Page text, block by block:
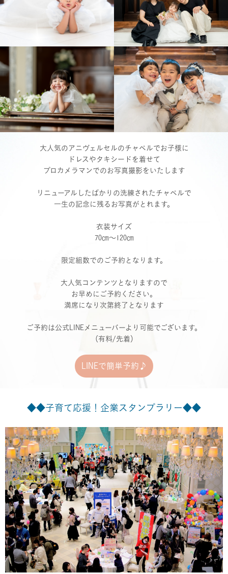
大人気のアニヴェルセルのチャペルでお子様に
ドレスやタキシードを着せて
プロカメラマンでのお写真撮影をいたします
リニューアルしたばかりの洗練されたチャペルで
一生の記念に残るお写真がとれます。
衣装サイズ
70㎝～120㎝
限定組数でのご予約となります。
大人気コンテンツとなりますので
お早めにご予約ください。
満席になり次第終了となります
ご予約は公式LINEメニューバーより可能でございます。
（有料/先着）
LINEで簡単予約♪
◆◆子育て応援！企業スタンプラリー◆◆